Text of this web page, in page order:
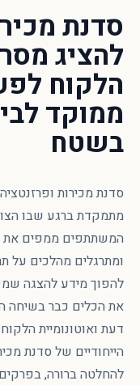
סדנת
להציג
הלקוח
ממוקד
בשטח
סדנת מכירות
מתמקדת ברגע שבו
המשתתפים ממפים את
ומתרגלים מהלכים על
להפוך מידע להצגה
את הכלים כבר בשיחה
דעת ואוטונומיית
הייחודיים של סדנת
להחלטה ברורה, בפרקים